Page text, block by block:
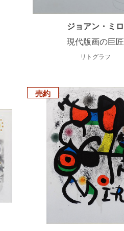
ジョアン・ミロ
現代版画の巨匠
リトグラフ
売約